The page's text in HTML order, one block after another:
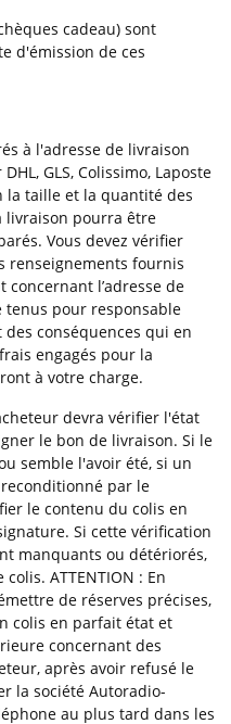
cadeau) sont
d'émission de ces
à l'adresse de livraison
GLS, Colissimo, Laposte
taille et la quantité des
livraison pourra être
Vous devez vérifier
renseignements fournis
l’adresse de
pour responsable
conséquences qui en
engagés pour la
à votre charge.
devra vérifier l'état
le bon de livraison. Si le
semble l'avoir été, si un
par le
le contenu du colis en
Si cette vérification
manquants ou détériorés,
colis. ATTENTION : En
de réserves précises,
colis en parfait état et
concernant des
après avoir refusé le
la société Autoradio-
au plus tard dans les